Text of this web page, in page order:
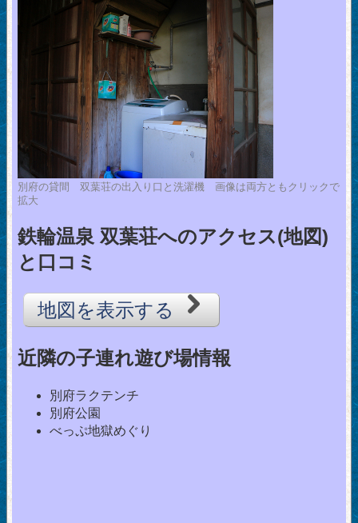
別府の貸間 双葉荘の出入り口と洗濯機 画像は両方ともクリックで
拡大
鉄輪温泉 双葉荘へのアクセス(地図)
と口コミ
地図を表示する
近隣の子連れ遊び場情報
別府ラクテンチ
別府公園
べっぷ地獄めぐり